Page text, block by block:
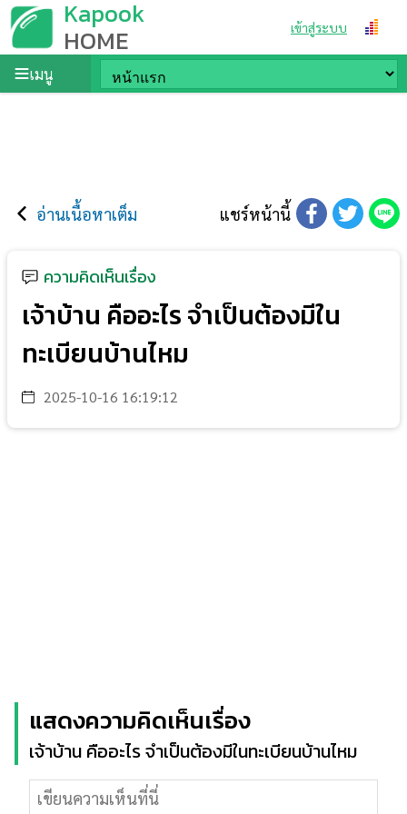
Kapook
HOME เข้าสู่ระบบ
เมนู
อ่านเนื้อหาเต็ม แชร์หน้านี้
ความคิดเห็นเรื่อง
เจ้าบ้าน คืออะไร จำเป็นต้องมีใน
ทะเบียนบ้านไหม
2025-10-16 16:19:12
แสดงความคิดเห็นเรื่อง
เจ้าบ้าน คืออะไร จำเป็นต้องมีในทะเบียนบ้านไหม